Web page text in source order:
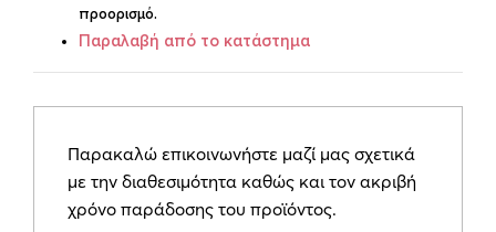
προορισμό.
Παραλαβή από το κατάστημα
Παρακαλώ επικοινωνήστε μαζί μας σχετικά
με την διαθεσιμότητα καθώς και τον ακριβή
χρόνο παράδοσης του προϊόντος.